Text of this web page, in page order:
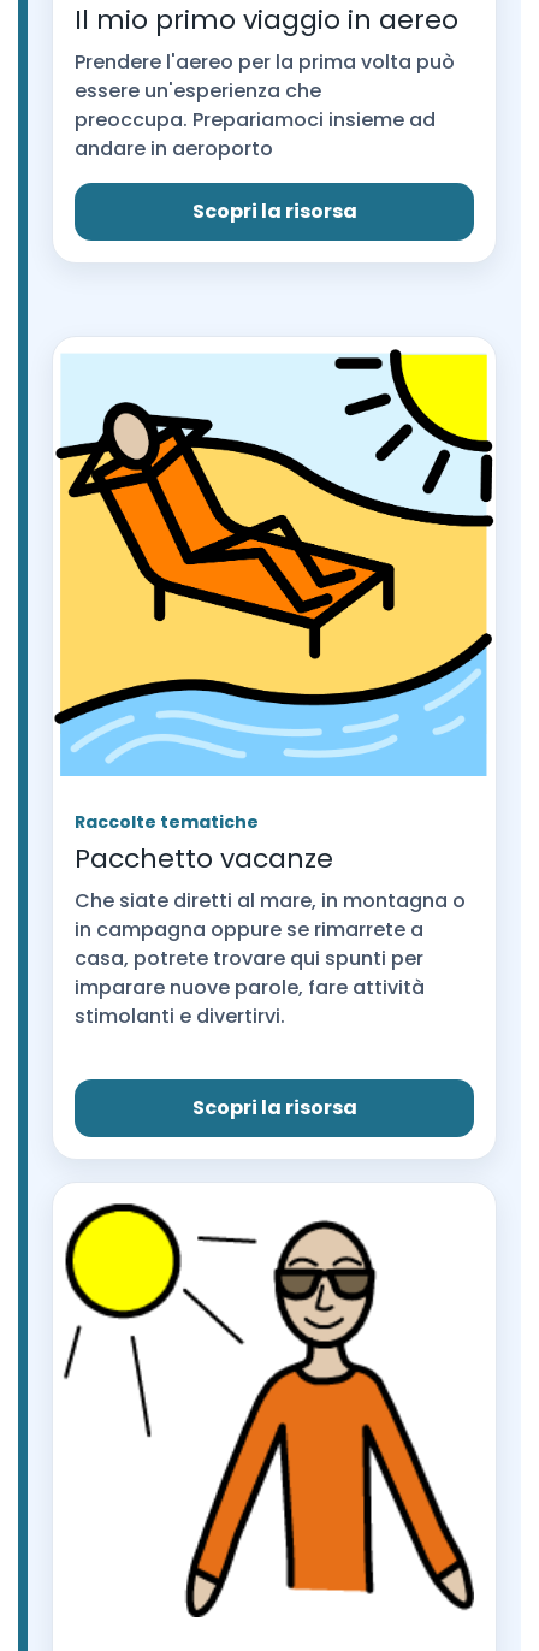
Il mio primo viaggio in aereo
Prendere l'aereo per la prima volta può
essere un'esperienza che
preoccupa. Prepariamoci insieme ad
andare in aeroporto
Scopri la risorsa
Raccolte tematiche
Pacchetto vacanze
Che siate diretti al mare, in montagna o
in campagna oppure se rimarrete a
casa, potrete trovare qui spunti per
imparare nuove parole, fare attività
stimolanti e divertirvi.
Scopri la risorsa